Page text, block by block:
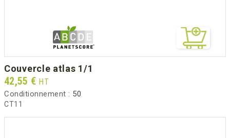
couvercle atlas 1/1
Prix
42,55 € HT
Conditionnement : 50
CT11